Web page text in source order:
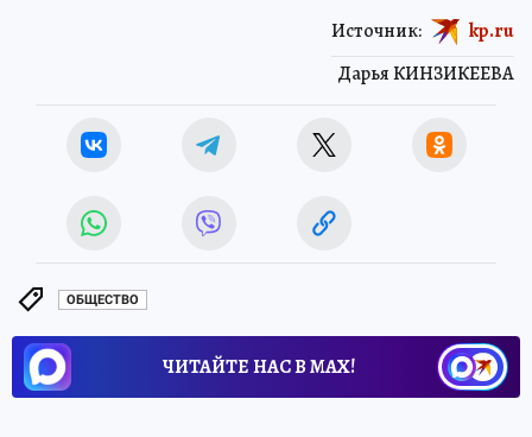
Дарья КИНЗИКЕЕВА
Источник: kp.ru
ОБЩЕСТВО
ЧИТАЙТЕ НАС В МАХ!